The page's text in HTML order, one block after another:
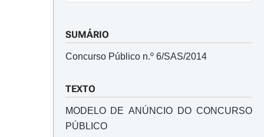
SUMÁRIO
Concurso Público n.º 6/SAS/2014
TEXTO
MODELO DE ANÚNCIO DO CONCURSO
PÚBLICO